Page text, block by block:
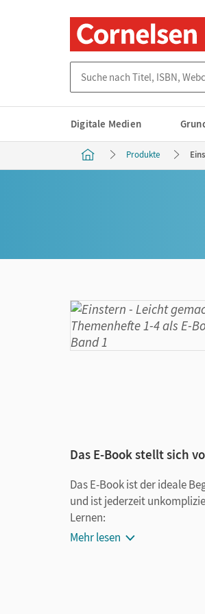
Digitale Medien
Produkte
Das E-Book stellt sich
Das E-Book ist der ideale
und ist jederzeit
Lernen:
Mehr lesen